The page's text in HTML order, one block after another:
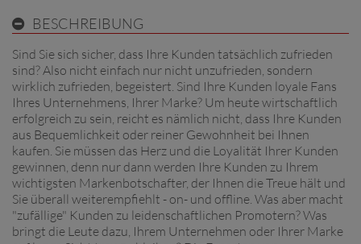
BESCHREIBUNG
Sind Sie sich sicher, dass Ihre Kunden tatsächlich zufrieden
sind? Also nicht einfach nur nicht unzufrieden, sondern
wirklich zufrieden, begeistert. Sind Ihre Kunden loyale Fans
Ihres Unternehmens, Ihrer Marke? Um heute wirtschaftlich
erfolgreich zu sein, reicht es nämlich nicht, dass Ihre Kunden
aus Bequemlichkeit oder reiner Gewohnheit bei Ihnen
kaufen. Sie müssen das Herz und die Loyalität Ihrer Kunden
gewinnen, denn nur dann werden Ihre Kunden zu Ihrem
wichtigsten Markenbotschafter, der Ihnen die Treue hält und
Sie überall weiterempfiehlt - on- und offline. Was aber macht
"zufällige" Kunden zu leidenschaftlichen Promotern? Was
bringt die Leute dazu, Ihrem Unternehmen oder Ihrer Marke